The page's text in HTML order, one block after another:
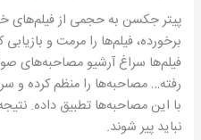
پیتر جکسن به حجمی از فیلم‌های
برخورده، فیلم‌ها را مرمت و
فیلم‌ها سراغ آرشیو مصاحبه‌های
رفته… مصاحبه‌ها را منظم کرده و
با این مصاحبه‌ها تطبیق داده.
نباید پیر شوند.